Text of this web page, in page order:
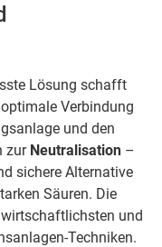
Lösung schafft
Verbindung
und den
zur Neutralisation –
sichere Alternative
Säuren. Die
und
Techniken.